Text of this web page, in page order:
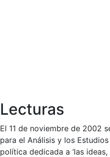
Lecturas
El 11 de noviembre de 2002
para el Análisis y los
política dedicada a ‘las